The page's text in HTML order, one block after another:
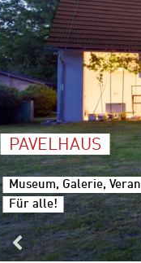
PAVELHAUS
Museum, Galerie,
Für alle!